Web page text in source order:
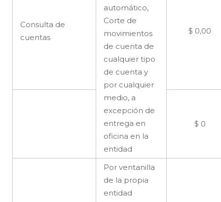
Consulta de
cuentas
automático,
Corte de
movimientos
de cuenta de
cualquier tipo
de cuenta y
por cualquier
medio, a
excepción de
entrega en
oficina en la
entidad
$ 0,00
$ 0
Por ventanilla
de la propia
entidad